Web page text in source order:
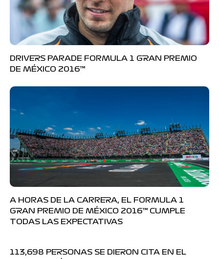
DRIVERS PARADE FORMULA 1 GRAN PREMIO
DE MÉXICO 2016™
A HORAS DE LA CARRERA, EL FORMULA 1
GRAN PREMIO DE MÉXICO 2016™ CUMPLE
TODAS LAS EXPECTATIVAS
113,698 PERSONAS SE DIERON CITA EN EL